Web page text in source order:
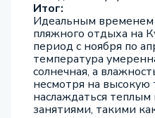
Итог:
Идеальным временем
пляжного отдыха на
период с ноября по
температура
солнечная, а
несмотря на
наслаждаться
занятиями, такими